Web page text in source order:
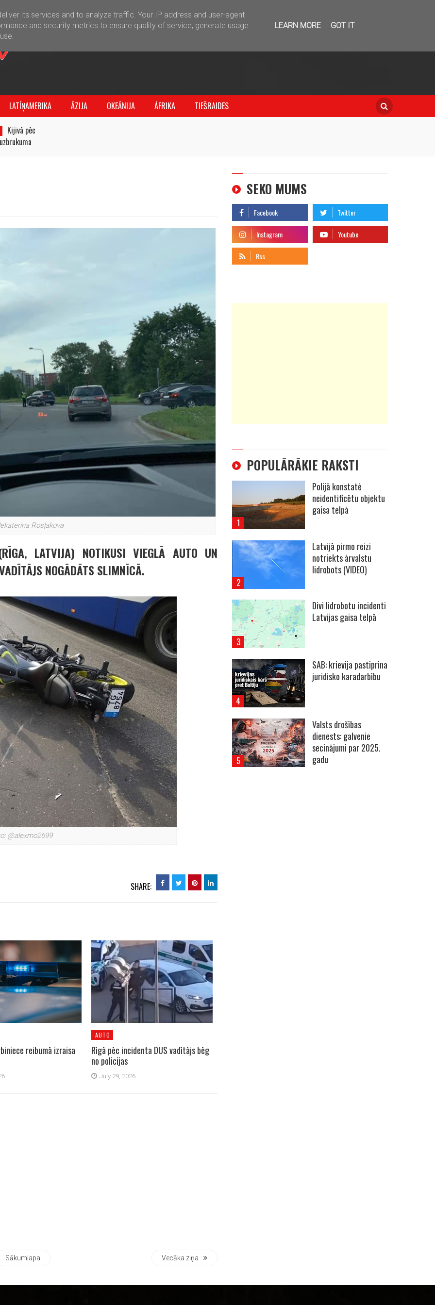
LATĪŅAMERIKA ĀZIJA OKEĀNIJA ĀFRIKA TIEŠRAIDES
Kijivā pēc
Rosļakova
LATVIJA) NOTIKUSI VIEGLĀ AUTO UN
NOGĀDĀTS SLIMNĪCĀ.
@alexmo2699
SHARE:
reibumā izraisa
AUTO
Rīgā pēc incidenta DUS vadītājs bēg
no policijas
July 29, 2026
Sākumlapa Vecāka ziņa
SEKO MUMS
POPULĀRĀKIE RAKSTI
Polijā konstatē
neidentificētu objektu
gaisa telpā
Latvijā pirmo reizi
notriekts ārvalstu
lidrobots (VIDEO)
Divi lidrobotu incidenti
Latvijas gaisa telpā
SAB: krievija pastiprina
juridisko karadarbību
Valsts drošības
dienests: galvenie
secinājumi par 2025.
gadu
its services and to analyze traffic. Your IP address and user-agent
and security metrics to ensure quality of service, generate usage
LEARN MORE GOT IT